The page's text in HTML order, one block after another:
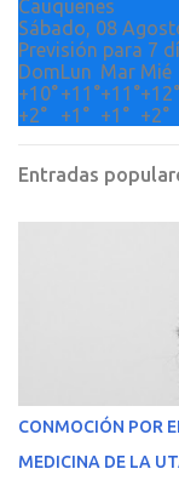
Cauquenes
Sábado, 08
Previsión para 7
DomLun Mar Mié
+10°+11°+11°+12°
+2° +1° +1° +2°
Entradas
CONMOCIÓN POR
MEDICINA DE LA